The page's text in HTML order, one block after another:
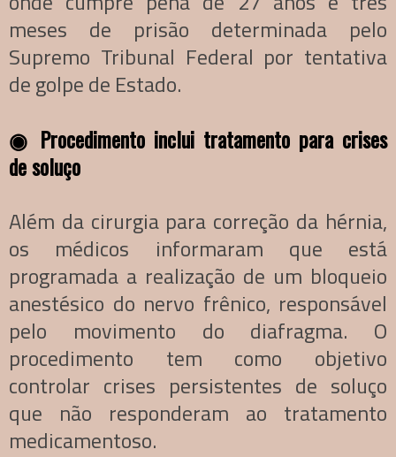
meses de prisão determinada pelo
Supremo Tribunal Federal por tentativa
de golpe de Estado.
◉ Procedimento inclui tratamento para crises
de soluço
Além da cirurgia para correção da hérnia,
os médicos informaram que está
programada a realização de um bloqueio
anestésico do nervo frênico, responsável
pelo movimento do diafragma. O
procedimento tem como objetivo
controlar crises persistentes de soluço
que não responderam ao tratamento
medicamentoso.